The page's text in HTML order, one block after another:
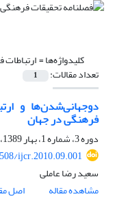
کلیدواژه‌ها =
تعداد مقالات: 1
دوجهانی‌شدن‌ها و
فرهنگی در جهان
دوره 3، شماره 1، بهار 1389، صفحه
ijcr.2010.09.001
سعید رضا عاملی
مشاهده مقاله
اصل